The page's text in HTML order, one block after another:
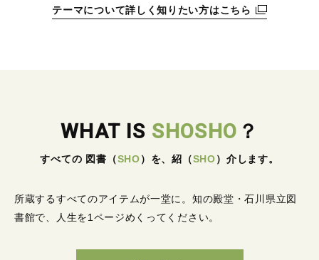
テーマについて詳しく知りたい方はこちら
WHAT IS SHOSHO ？
すべての 図書 （SHO） を、紹 （SHO） 介します。
所蔵するすべてのアイテムが一堂に。 知の殿堂・石川県立図
書館で、人生を1ページめくってください。